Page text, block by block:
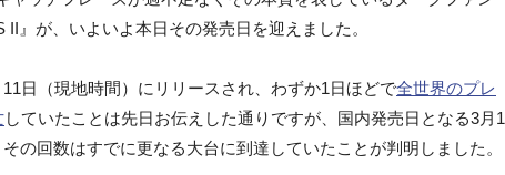
』が、いよいよ本日その発売日を迎えました。
日（現地時間）にリリースされ、わずか1日ほどで全世界のプレ
していたことは先日お伝えした通りですが、国内発売日となる3月1
の回数はすでに更なる大台に到達していたことが判明しました。